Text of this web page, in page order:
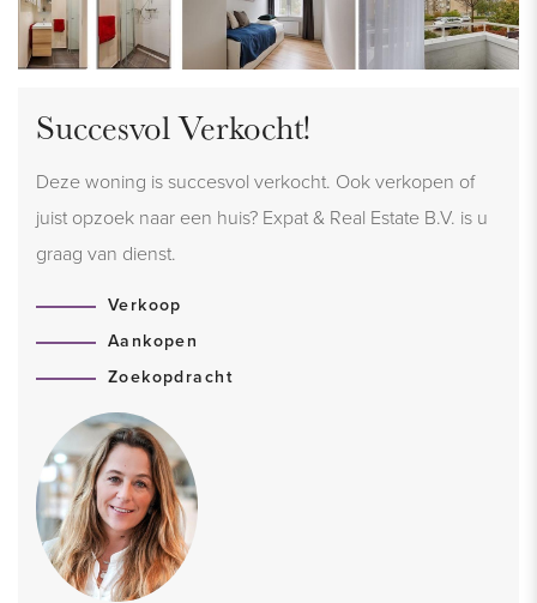
Succesvol Verkocht!
Deze woning is succesvol verkocht. Ook verkopen of
juist opzoek naar een huis? Expat & Real Estate B.V. is u
graag van dienst.
Verkoop
Aankopen
Zoekopdracht